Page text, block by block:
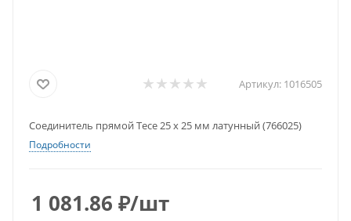
Артикул: 1016505
Соединитель прямой Tece 25 х 25 мм латунный (766025)
Подробности
1 081.86 ₽/шт